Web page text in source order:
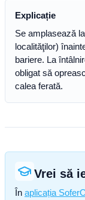
Explicație
Se amplasează
localităţilor)
bariere. La
obligat să
calea ferată.
Vrei să
În aplicația